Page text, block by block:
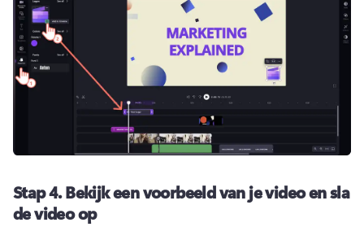
Stap 4.Bekijk een voorbeeld van je video en sla
de video op